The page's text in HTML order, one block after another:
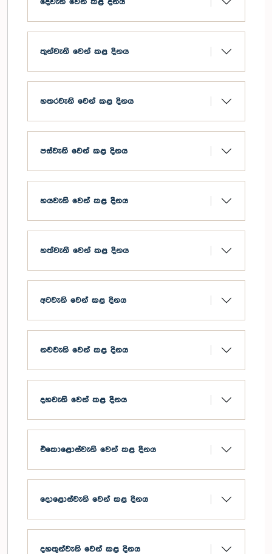
21
22
පාර්ලිමේන්තුවේ විපක්ෂ නායකතුමාගේ
කාර්යාලය
විගණකාධිපති
කොමසාරිස්තුමාගේ කාර්යාලය
දෙවැනි වෙන් කළ දිනය
තුන්වැනි වෙන් කළ දිනය
හතරවැනි වෙන් කළ දිනය
පස්වැනි වෙන් කළ දිනය
හයවැනි වෙන් කළ දිනය
හත්වැනි වෙන් කළ දිනය
අටවැනි වෙන් කළ දිනය
නවවැනි වෙන් කළ දිනය
දහවැනි වෙන් කළ දිනය
එකොළොස්වැනි වෙන් කළ දිනය
දොළොස්වැනි වෙන් කළ දිනය
දහතුන්වැනි වෙන් කළ දිනය